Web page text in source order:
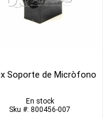
Soporte de Micròfono
En stock
Sku #: 800456-007